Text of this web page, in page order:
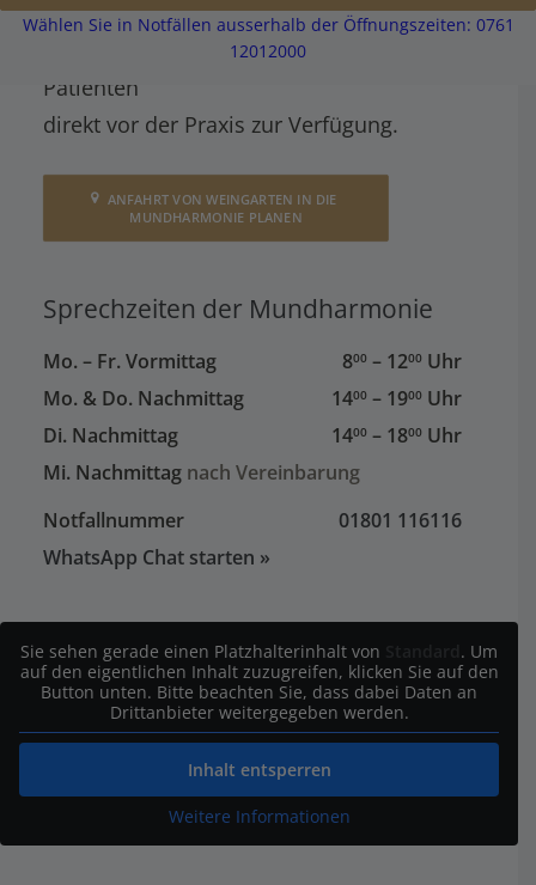
Wählen Sie in Notfällen ausserhalb der Öffnungszeiten: 0761
12012000
Kostenlose Parkplätze stehen unseren
Patienten
direkt vor der Praxis zur Verfügung.
ANFAHRT VON WEINGARTEN IN DIE
MUNDHARMONIE PLANEN
Sprechzeiten der Mundharmonie
Mo. – Fr. Vormittag 800 – 1200 Uhr
Mo. & Do. Nachmittag
1400 – 1900 Uhr
Di. Nachmittag
1400 – 1800 Uhr
Mi. Nachmittag nach Vereinbarung
Notfallnummer
01801 116116
WhatsApp Chat starten »
Sie sehen gerade einen Platzhalterinhalt von
. Um
auf den eigentlichen Inhalt zuzugreifen, klicken Sie auf den
Button unten. Bitte beachten Sie, dass dabei Daten an
Drittanbieter weitergegeben werden.
Inhalt entsperren
Weitere Informationen